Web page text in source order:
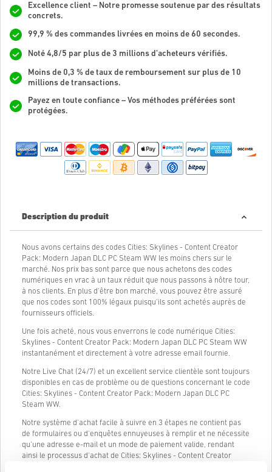
Excellence client – Notre promesse soutenue par des résultats
concrets.
99,9 % des commandes livrées en moins de 60 secondes.
Noté 4,8/5 par plus de 3 millions d’acheteurs vérifiés.
Moins de 0,3 % de taux de remboursement sur plus de 10
millions de transactions.
Payez en toute confiance – Vos méthodes préférées sont
protégées.
Description du produit
Nous avons certains des codes Cities: Skylines - Content Creator
Pack: Modern Japan DLC PC Steam WW les moins chers sur le
marché. Nos prix bas sont parce que nous achetons des codes
numériques en vrac à un taux réduit que nous passons à nôtre tour,
à nos clients. En plus d'être bon marché, vous pouvez être assuré
que nos codes sont 100% légaux puisqu'ils sont achetés auprès de
fournisseurs officiels.
Une fois acheté, nous vous enverrons le code numérique Cities:
Skylines - Content Creator Pack: Modern Japan DLC PC Steam WW
instantanément et directement à votre adresse email fournie.
Notre Live Chat (24/7) et un excellent service clientèle sont toujours
disponibles en cas de problème ou de questions concernant le code
Cities: Skylines - Content Creator Pack: Modern Japan DLC PC
Steam WW.
Notre système d'achat facile à suivre en 3 étapes ne contient pas
de formulaires ou d'enquêtes ennuyeuses à remplir et ne nécessite
qu'une adresse e-mail et un mode de paiement valide, rendant
ainsi le processus d'achat de Cities: Skylines - Content Creator